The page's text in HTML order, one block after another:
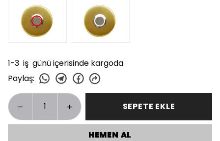
1-3 iş günü içerisinde kargoda
Paylaş:
SEPETE EKLE
HEMEN AL